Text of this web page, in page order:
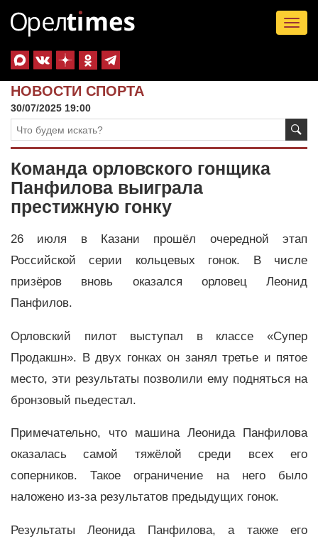
НОВОСТИ СПОРТА
30/07/2025 19:00
Команда орловского гонщика
Панфилова выиграла
престижную гонку
26 июля в Казани прошёл очередной этап
Российской серии кольцевых гонок. В числе
призёров вновь оказался орловец Леонид
Панфилов.
Орловский пилот выступал в классе «Супер
Продакшн». В двух гонках он занял третье и пятое
место, эти результаты позволили ему подняться на
бронзовый пьедестал.
Примечательно, что машина Леонида Панфилова
оказалась самой тяжёлой среди всех его
соперников. Такое ограничение на него было
наложено из-за результатов предыдущих гонок.
Результаты Леонида Панфилова, а также его